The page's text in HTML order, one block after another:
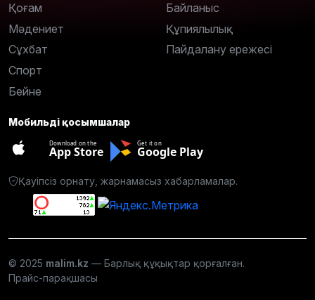
Қоғам
Мәдениет
Сұхбат
Спорт
Бейне
Байланыс
Құпиялылық
Пайдалану ережесі
Мобильді қосымшалар
Download on the
App Store
Get it on
Google Play
Қауіпсіз орнату, жарнамасыз хабарламалар.
© 2025 malim.kz — Барлық құқықтар қорғалған.
Прайс-парақшасы